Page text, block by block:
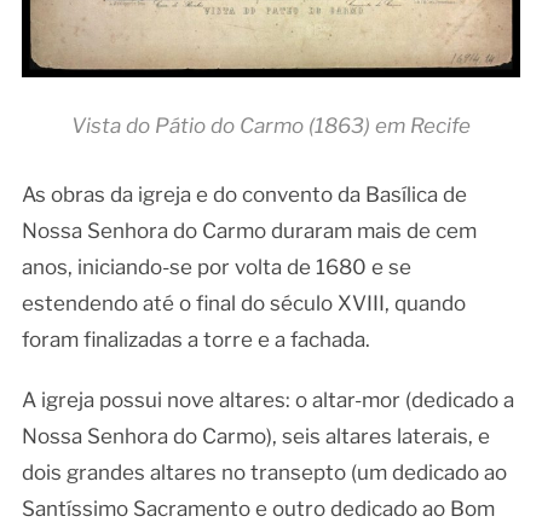
Vista do Pátio do Carmo (1863) em Recife
As obras da igreja e do convento da Basílica de
Nossa Senhora do Carmo duraram mais de cem
anos, iniciando-se por volta de 1680 e se
estendendo até o final do século XVIII, quando
foram finalizadas a torre e a fachada.
A igreja possui nove altares: o altar-mor (dedicado a
Nossa Senhora do Carmo), seis altares laterais, e
dois grandes altares no transepto (um dedicado ao
Santíssimo Sacramento e outro dedicado ao Bom